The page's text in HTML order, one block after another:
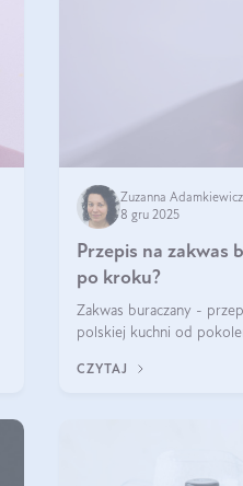
Zuzanna
8 gru 2025
Przepis na zakwas
po kroku?
Zakwas buraczany -
polskiej kuchni od
na fali popularności na
CZYTAJ